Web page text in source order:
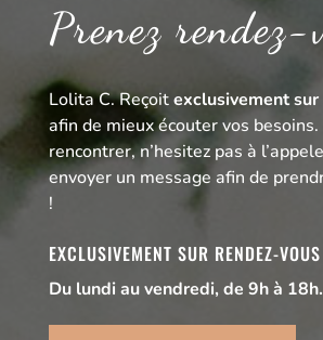
Prenez
Lolita C. Reçoitexclusivement
afin de mieux écouter vos
rencontrer, n’hesitez pas à
envoyer un message afin de
!
EXCLUSIVEMENT SUR RENDEZ-VOUS
Du lundi au vendredi, de 9h à 18h.